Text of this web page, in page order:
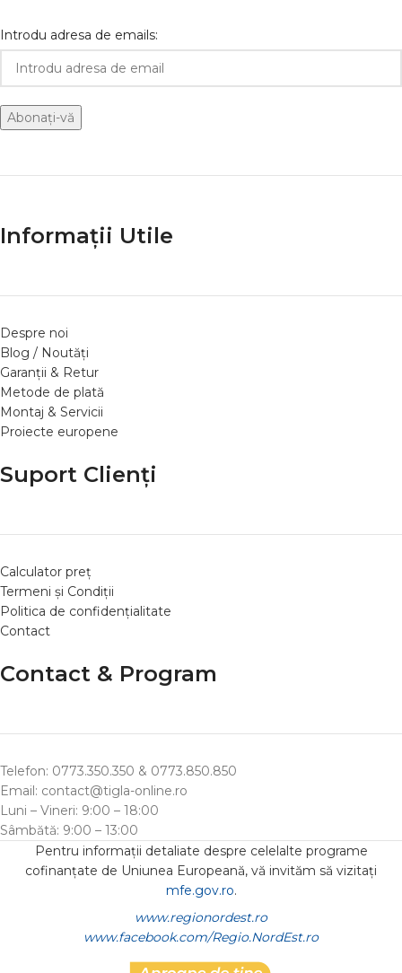
Introdu adresa de emails:
Informații Utile
Despre noi
Blog / Noutăți
Garanții & Retur
Metode de plată
Montaj & Servicii
Proiecte europene
Suport Clienți
Calculator preț
Termeni și Condiții
Politica de confidențialitate
Contact
Contact & Program
Telefon: 0773.350.350 & 0773.850.850
Email: contact@tigla-online.ro
Luni – Vineri: 9:00 – 18:00
Sâmbătă: 9:00 – 13:00
Pentru informații detaliate despre celelalte programe
cofinanțate de Uniunea Europeană, vă invităm să vizitați
mfe.gov.ro.
www.regionordest.ro
www.facebook.com/Regio.NordEst.ro